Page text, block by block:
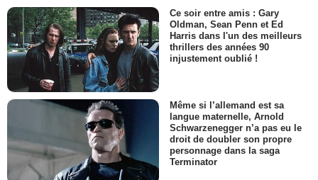
Ce soir entre amis : Gary
Oldman, Sean Penn et Ed
Harris dans l'un des meilleurs
thrillers des années 90
injustement oublié !
Même si l’allemand est sa
langue maternelle, Arnold
Schwarzenegger n’a pas eu le
droit de doubler son propre
personnage dans la saga
Terminator